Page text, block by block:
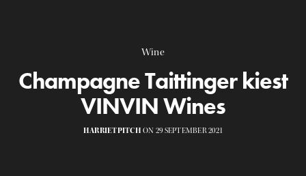
Wine
Champagne Taittinger kiest
VINVIN Wines
HARRIETPITCH ON 29 SEPTEMBER 2021